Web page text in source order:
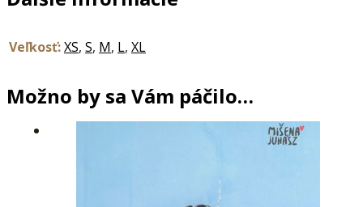
Veľkosť:XS, S, M, L, XL
Možno by sa Vám páčilo…